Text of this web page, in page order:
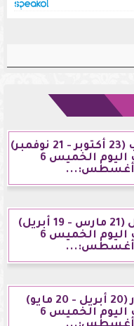
برج العقرب (23 أكتوبر - 21 نوفمبر)
حظك اليوم الخميس 6
أغسطس:...
برج الحمل (21 مارس - 19 أبريل)
حظك اليوم الخميس 6
أغسطس:...
برج الثور (20 أبريل - 20 مايو)
حظك اليوم الخميس 6